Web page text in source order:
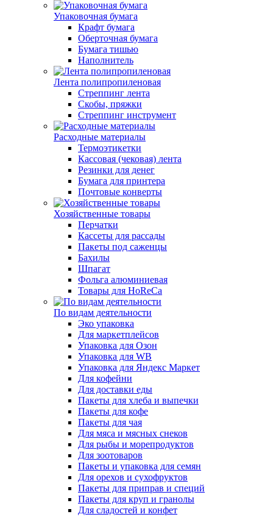
Упаковочная бумага
Крафт бумага
Оберточная бумага
Бумага тишью
Наполнитель
Лента полипропиленовая
Стреппинг лента
Скобы, пряжки
Стреппинг инструмент
Расходные материалы
Термоэтикетки
Кассовая (чековая) лента
Резинки для денег
Бумага для принтера
Почтовые конверты
Хозяйственные товары
Перчатки
Кассеты для рассады
Пакеты под саженцы
Бахилы
Шпагат
Фольга алюминиевая
Товары для HoReCa
По видам деятельности
Эко упаковка
Для маркетплейсов
Упаковка для Озон
Упаковка для WB
Упаковка для Яндекс Маркет
Для кофейни
Для доставки еды
Пакеты для хлеба и выпечки
Пакеты для кофе
Пакеты для чая
Для мяса и мясных снеков
Для рыбы и морепродуктов
Для зоотоваров
Пакеты и упаковка для семян
Для орехов и сухофруктов
Пакеты для приправ и специй
Пакеты для круп и гранолы
Для сладостей и конфет